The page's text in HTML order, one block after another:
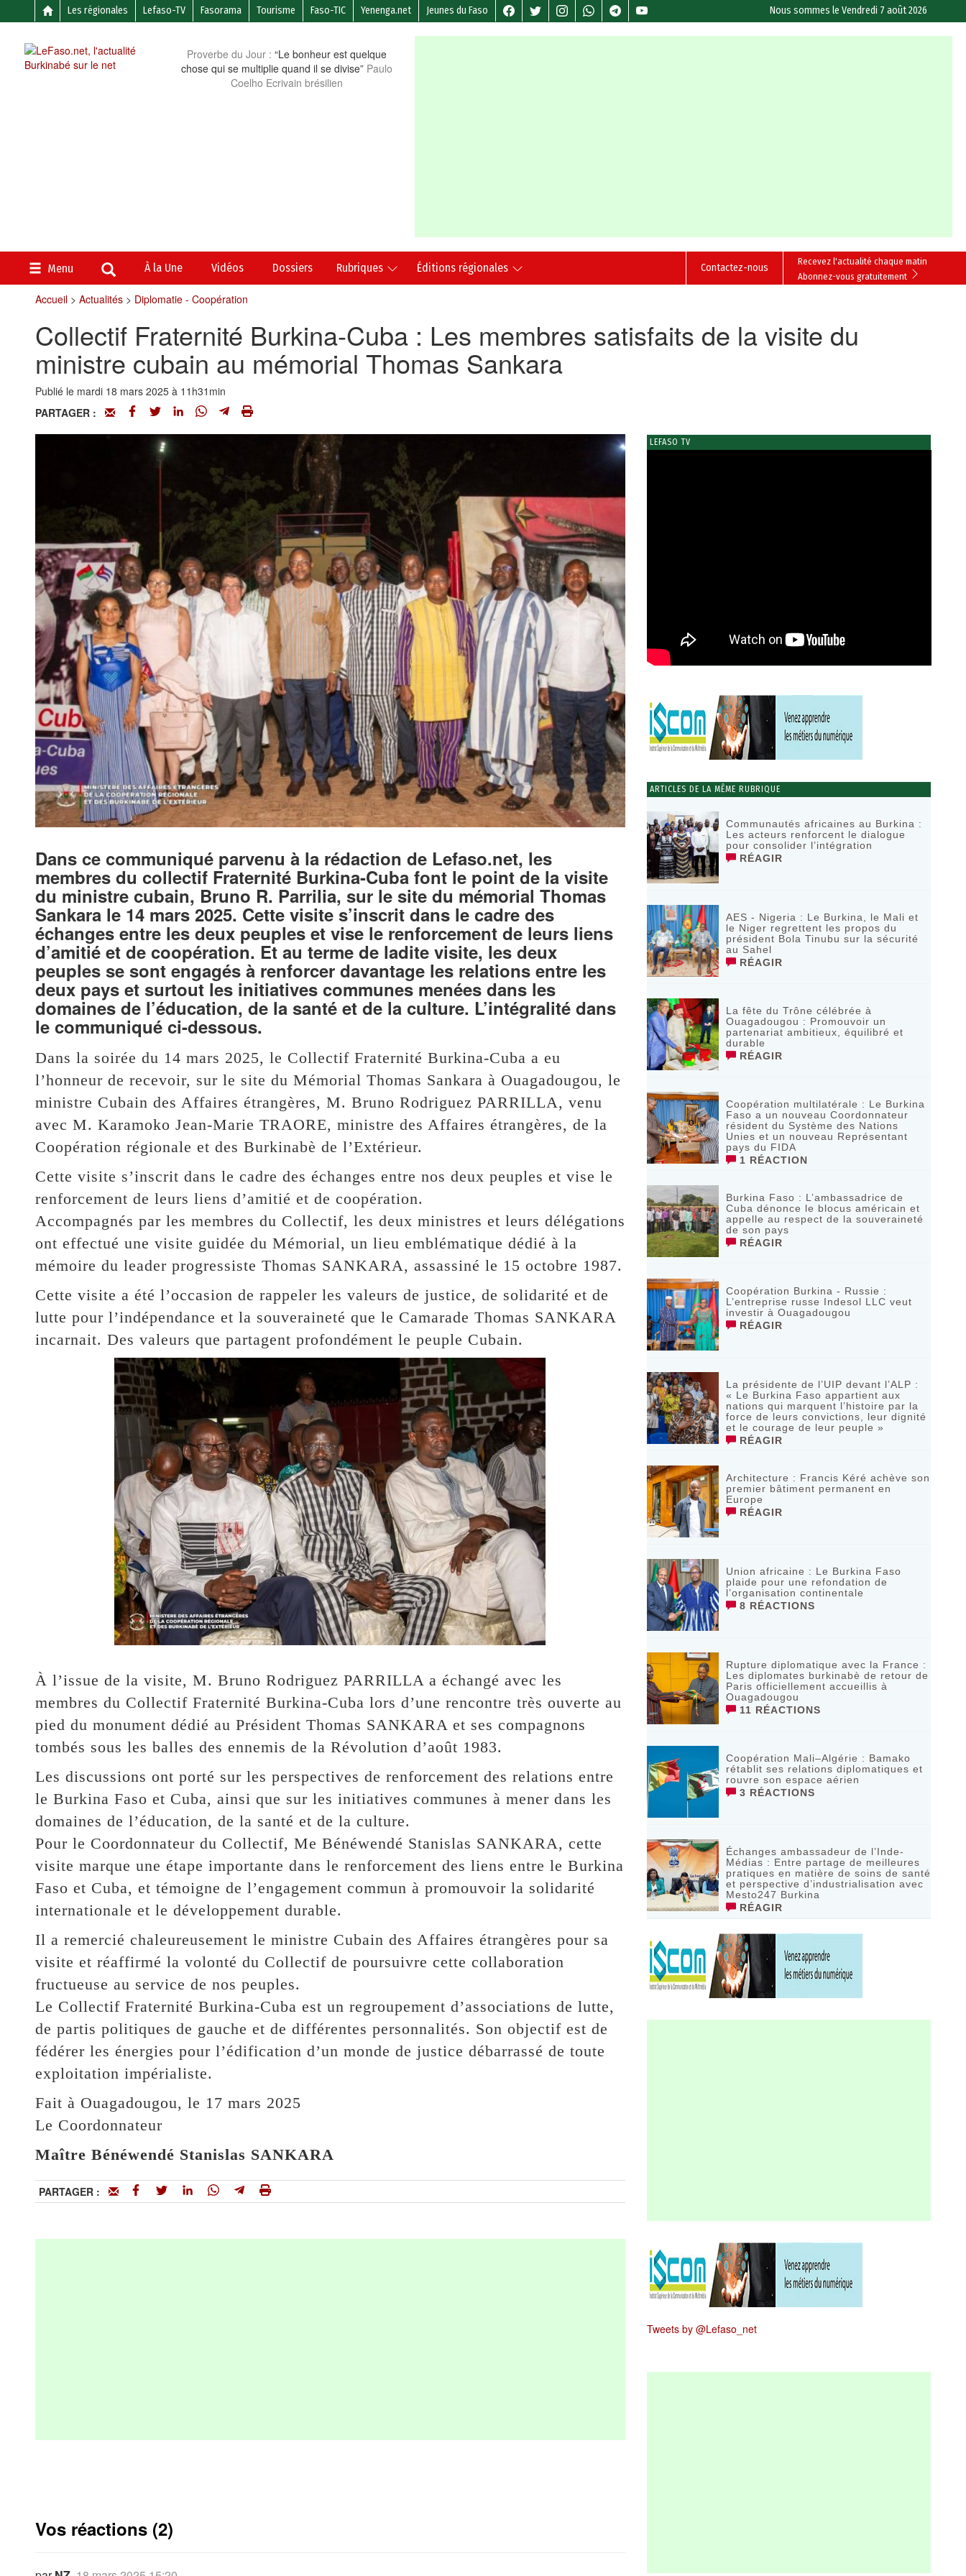
Les régionales Lefaso-TV Fasorama Tourisme Faso-TIC Yenenga.net Jeunes du Faso Nous sommes leVendredi 7 août 2026
Proverbe du Jour : “Le bonheur est quelque
chose qui se multiplie quand il se divise” Paulo
Coelho Ecrivain brésilien
Menu À la Une Vidéos Dossiers Rubriques Éditions régionales
Recevez l'actualité chaque matin
Abonnez-vous gratuitement
Contactez-nous
Accueil> Actualités> Diplomatie - Coopération
Collectif Fraternité Burkina-Cuba : Les membres satisfaits de la visite du
ministre cubain au mémorial Thomas Sankara
Publié le mardi 18 mars 2025 à 11h31min
PARTAGER :
Dans ce communiqué parvenu à la rédaction de Lefaso.net, les
membres du collectif Fraternité Burkina-Cuba font le point de la visite
du ministre cubain, Bruno R. Parrilia, sur le site du mémorial Thomas
Sankara le 14 mars 2025. Cette visite s’inscrit dans le cadre des
échanges entre les deux peuples et vise le renforcement de leurs liens
d’amitié et de coopération. Et au terme de ladite visite, les deux
peuples se sont engagés à renforcer davantage les relations entre les
deux pays et surtout les initiatives communes menées dans les
domaines de l’éducation, de la santé et de la culture. L’intégralité dans
le communiqué ci-dessous.
Dans la soirée du 14 mars 2025, le Collectif Fraternité Burkina-Cuba a eu
l’honneur de recevoir, sur le site du Mémorial Thomas Sankara à Ouagadougou, le
ministre Cubain des Affaires étrangères, M. Bruno Rodriguez PARRILLA, venu
avec M. Karamoko Jean-Marie TRAORE, ministre des Affaires étrangères, de la
Coopération régionale et des Burkinabè de l’Extérieur.
Cette visite s’inscrit dans le cadre des échanges entre nos deux peuples et vise le
renforcement de leurs liens d’amitié et de coopération.
Accompagnés par les membres du Collectif, les deux ministres et leurs délégations
ont effectué une visite guidée du Mémorial, un lieu emblématique dédié à la
mémoire du leader progressiste Thomas SANKARA, assassiné le 15 octobre 1987.
Cette visite a été l’occasion de rappeler les valeurs de justice, de solidarité et de
lutte pour l’indépendance et la souveraineté que le Camarade Thomas SANKARA
incarnait. Des valeurs que partagent profondément le peuple Cubain.
À l’issue de la visite, M. Bruno Rodriguez PARRILLA a échangé avec les
membres du Collectif Fraternité Burkina-Cuba lors d’une rencontre très ouverte au
pied du monument dédié au Président Thomas SANKARA et ses compagnons
tombés sous les balles des ennemis de la Révolution d’août 1983.
Les discussions ont porté sur les perspectives de renforcement des relations entre
le Burkina Faso et Cuba, ainsi que sur les initiatives communes à mener dans les
domaines de l’éducation, de la santé et de la culture.
Pour le Coordonnateur du Collectif, Me Bénéwendé Stanislas SANKARA, cette
visite marque une étape importante dans le renforcement des liens entre le Burkina
Faso et Cuba, et témoigne de l’engagement commun à promouvoir la solidarité
internationale et le développement durable.
Il a remercié chaleureusement le ministre Cubain des Affaires étrangères pour sa
visite et réaffirmé la volonté du Collectif de poursuivre cette collaboration
fructueuse au service de nos peuples.
Le Collectif Fraternité Burkina-Cuba est un regroupement d’associations de lutte,
de partis politiques de gauche et de différentes personnalités. Son objectif est de
fédérer les énergies pour l’édification d’un monde de justice débarrassé de toute
exploitation impérialiste.
Fait à Ouagadougou, le 17 mars 2025
Le Coordonnateur
Maître Bénéwendé Stanislas SANKARA
PARTAGER :
Vos réactions (2)
LEFASO TV
ARTICLES DE LA MÊME RUBRIQUE
Communautés africaines au Burkina :
Les acteurs renforcent le dialogue
pour consolider l’intégration
RÉAGIR
AES - Nigeria : Le Burkina, le Mali et
le Niger regrettent les propos du
président Bola Tinubu sur la sécurité
au Sahel
RÉAGIR
La fête du Trône célébrée à
Ouagadougou : Promouvoir un
partenariat ambitieux, équilibré et
durable
RÉAGIR
Coopération multilatérale : Le Burkina
Faso a un nouveau Coordonnateur
résident du Système des Nations
Unies et un nouveau Représentant
pays du FIDA
1 RÉACTION
Burkina Faso : L’ambassadrice de
Cuba dénonce le blocus américain et
appelle au respect de la souveraineté
de son pays
RÉAGIR
Coopération Burkina - Russie :
L’entreprise russe Indesol LLC veut
investir à Ouagadougou
RÉAGIR
La présidente de l’UIP devant l’ALP :
« Le Burkina Faso appartient aux
nations qui marquent l’histoire par la
force de leurs convictions, leur dignité
et le courage de leur peuple »
RÉAGIR
‎Architecture : Francis Kéré achève son
premier bâtiment permanent en
Europe
RÉAGIR
Union africaine : Le Burkina Faso
plaide pour une refondation de
l’organisation continentale‎
8 RÉACTIONS
Rupture diplomatique avec la France :
Les diplomates burkinabè de retour de
Paris officiellement accueillis à
Ouagadougou
11 RÉACTIONS
Coopération Mali–Algérie : Bamako
rétablit ses relations diplomatiques et
rouvre son espace aérien
3 RÉACTIONS
Échanges ambassadeur de l’Inde-
Médias : Entre partage de meilleures
pratiques en matière de soins de santé
et perspective d’industrialisation avec
Mesto247 Burkina
RÉAGIR
Tweets by @Lefaso_net